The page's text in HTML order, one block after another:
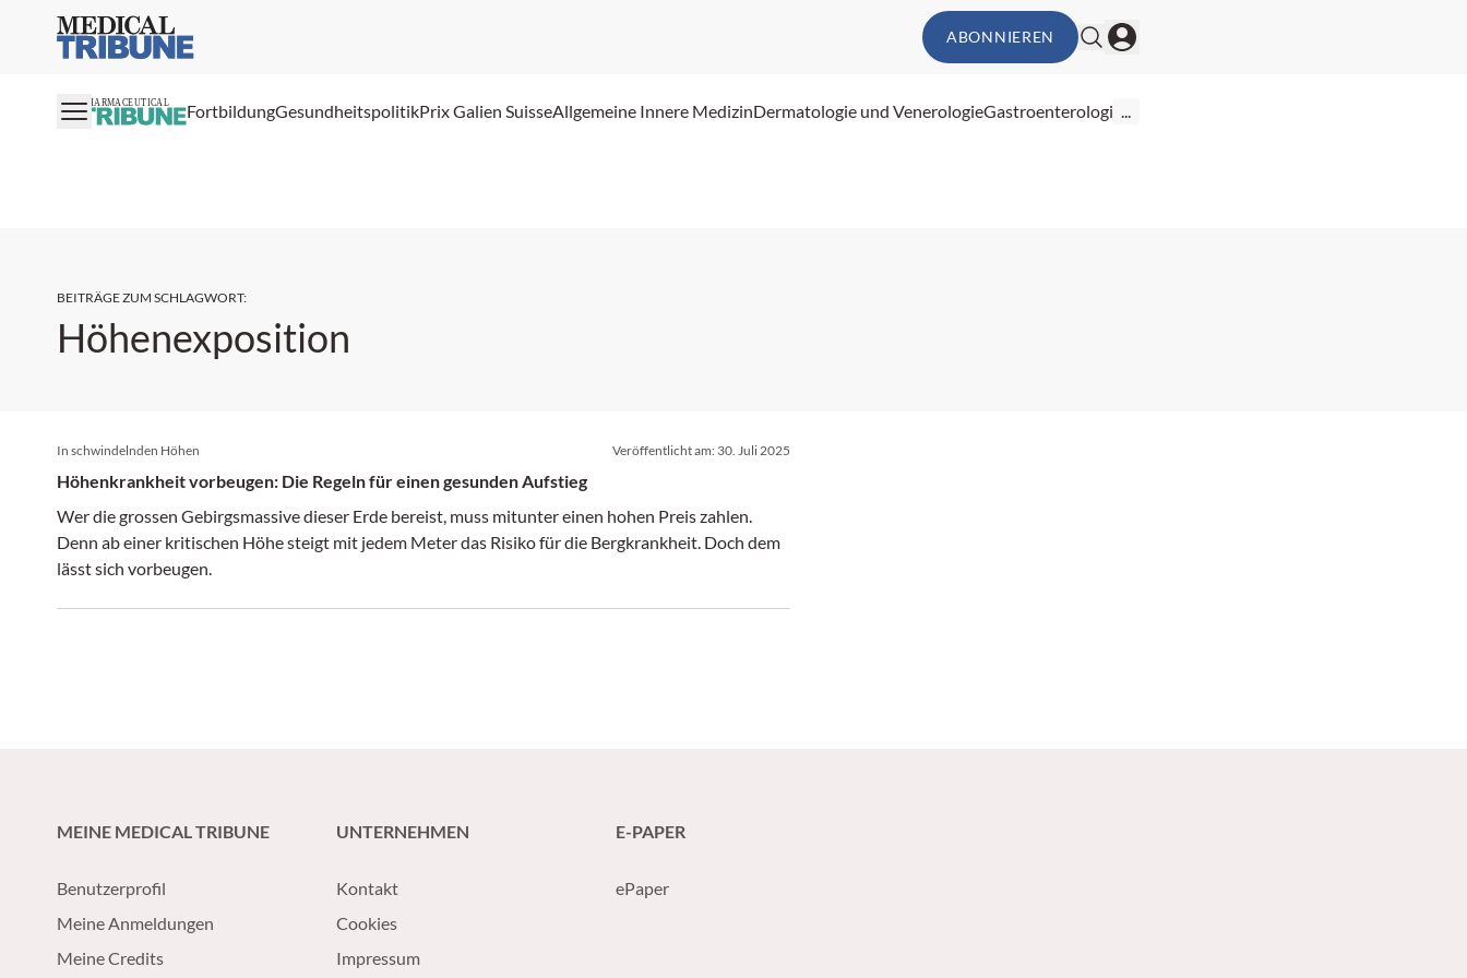
Medical Tribune ABONNIEREN
PHARMACEUTICAL FortbildungGesundheitspolitikPrix Galien SuisseAllgemeine Innere MedizinDermatologie und VenerologieGastroenterologie...
BEITRÄGE ZUM SCHLAGWORT:
Höhenexposition
In schwindelnden Höhen Veröffentlicht am: 30. Juli 2025
Höhenkrankheit vorbeugen: Die Regeln für einen gesunden Aufstieg
Wer die grossen Gebirgsmassive dieser Erde bereist, muss mitunter einen hohen Preis zahlen.
Denn ab einer kritischen Höhe steigt mit jedem Meter das Risiko für die Bergkrankheit. Doch dem
lässt sich vorbeugen.
MEINE MEDICAL TRIBUNE
Benutzerprofil
Meine Anmeldungen
Meine Credits
UNTERNEHMEN
Kontakt
Cookies
Impressum
E-PAPER
ePaper